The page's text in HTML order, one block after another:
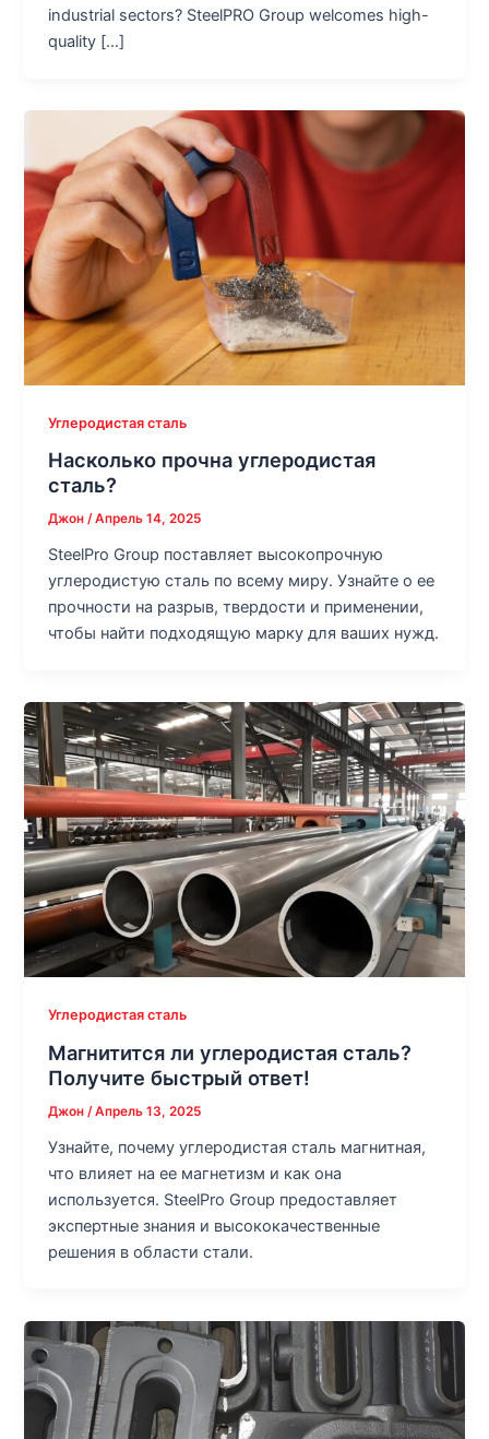
industrial sectors? SteelPRO Group welcomes high-
quality […]
Углеродистая сталь
Насколько прочна углеродистая
сталь?
Джон/Апрель 14, 2025
SteelPro Group поставляет высокопрочную
углеродистую сталь по всему миру. Узнайте о ее
прочности на разрыв, твердости и применении,
чтобы найти подходящую марку для ваших нужд.
Углеродистая сталь
Магнитится ли углеродистая сталь?
Получите быстрый ответ!
Джон /Апрель 13, 2025
Узнайте, почему углеродистая сталь магнитная,
что влияет на ее магнетизм и как она
используется. SteelPro Group предоставляет
экспертные знания и высококачественные
решения в области стали.